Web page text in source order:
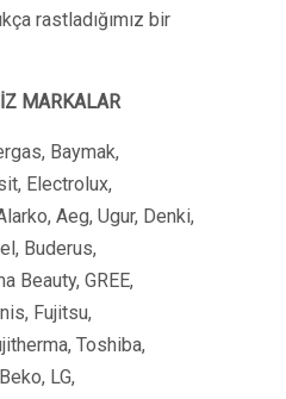
rastladığımız bir
MARKALAR
Baymak,
Electrolux,
Aeg, Ugur, Denki,
Buderus,
Beauty, GREE,
Fujitsu,
Toshiba,
LG,